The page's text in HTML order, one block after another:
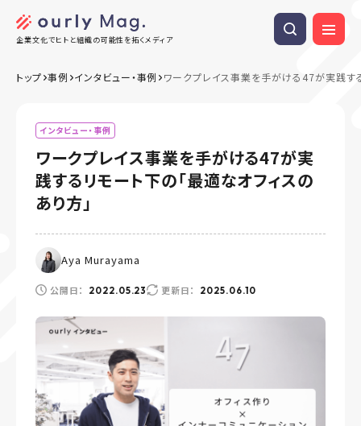
企業文化でヒトと組織の可能性を拓くメディア
トップ 事例 インタビュー・事例 ワークプレイス事業を手がける47が実践す
インタビュー・事例
ワークプレイス事業を手がける47が実
践するリモート下の「最適なオフィスの
あり方」
Aya Murayama
公開日： 2022.05.23 更新日： 2025.06.10